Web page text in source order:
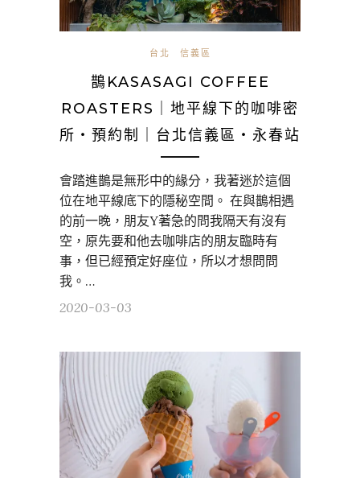
台北 信義區
鵲KASASAGI COFFEE
ROASTERS｜地平線下的咖啡密
所・預約制｜台北信義區・永春站
會踏進鵲是無形中的緣分，我著迷於這個
位在地平線底下的隱秘空間。 在與鵲相遇
的前一晚，朋友Y著急的問我隔天有沒有
空，原先要和他去咖啡店的朋友臨時有
事，但已經預定好座位，所以才想問問
我。…
2020-03-03